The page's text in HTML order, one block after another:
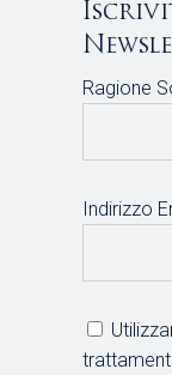
Ragione
Indirizzo